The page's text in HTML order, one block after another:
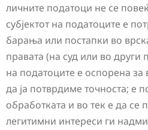
личните податоци не се
субјектот на податоците е
барања или постапки во
правата (на суд или во други
на податоците е оспорена
да ја потврдиме точноста; е
обработката и во тек е да
легитимни интереси ги